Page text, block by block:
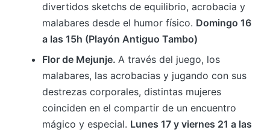
divertidos sketchs de equilibrio, acrobacia y
malabares desde el humor físico. Domingo 16
a las 15h (Playón Antiguo Tambo)
Flor de Mejunje. A través del juego, los
malabares, las acrobacias y jugando con sus
destrezas corporales, distintas mujeres
coinciden en el compartir de un encuentro
mágico y especial. Lunes 17 y viernes 21 a las